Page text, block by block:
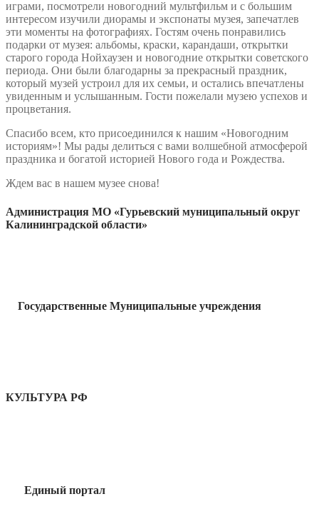
играми, посмотрели новогодний мультфильм и с большим
интересом изучили диорамы и экспонаты музея, запечатлев
эти моменты на фотографиях. Гостям очень понравились
подарки от музея: альбомы, краски, карандаши, открытки
старого города Нойхаузен и новогодние открытки советского
периода. Они были благодарны за прекрасный праздник,
который музей устроил для их семьи, и остались впечатлены
увиденным и услышанным. Гости пожелали музею успехов и
процветания.
Спасибо всем, кто присоединился к нашим «Новогодним
историям»! Мы рады делиться с вами волшебной атмосферой
праздника и богатой историей Нового года и Рождества.
Ждем вас в нашем музее снова!
Администрация МО «Гурьевский муниципальный округ
Калининградской области»
Государственные Муниципальные учреждения
КУЛЬТУРА РФ
Единый портал